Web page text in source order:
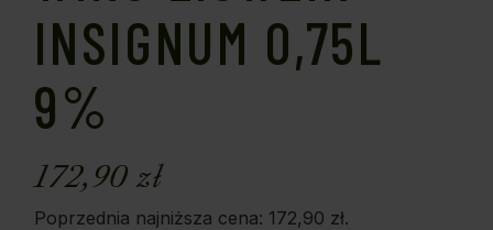
INSIGNUM 0,75L
9%
172,90zł
Poprzednia najniższa cena: 172,90 zł.